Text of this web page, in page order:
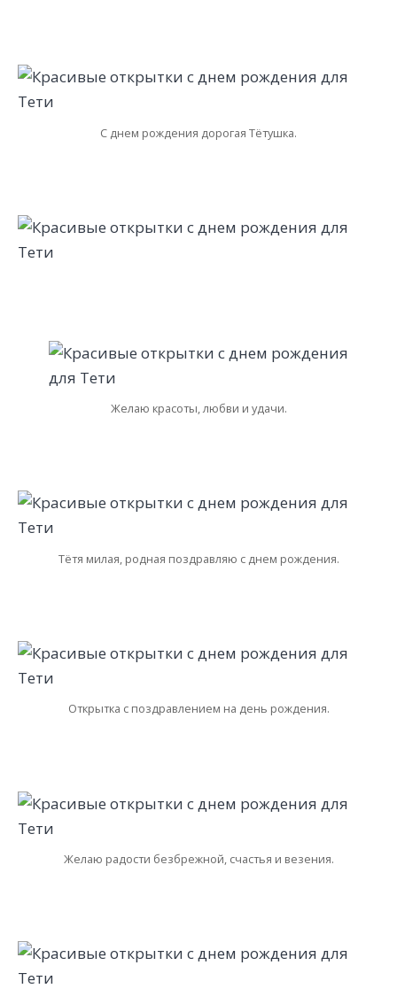
С днем рождения дорогая Тётушка.
Желаю красоты, любви и удачи.
Тётя милая, родная поздравляю с днем рождения.
Открытка с поздравлением на день рождения.
Желаю радости безбрежной, счастья и везения.